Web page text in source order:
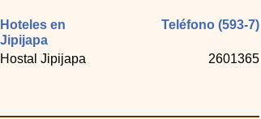
Hoteles en
Jipijapa
Hostal Jipijapa
2601365
Teléfono (593-7)